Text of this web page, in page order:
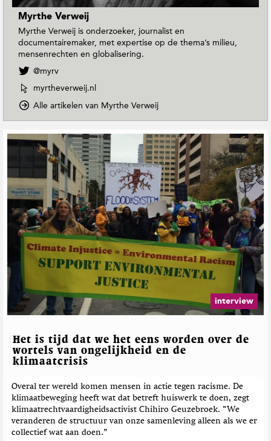
Myrthe Verweij
Myrthe Verweij is onderzoeker, journalist en
documentairemaker, met expertise op de thema’s milieu,
mensenrechten en globalisering.
V
l
g
r
V
e
r
w
e
i
j
T
i
e
r
@myrv
W
b
s
i
t
a
n
M
y
r
t
h
e
r
w
e
myrtheverweij.nl
Alle artikelen van Myrthe Verweijo
o
w
n
T
o
E
r
t
h
M
a
g
z
i
e
G
e
a
d
e
interview
Het is tijd dat we het eens worden over de
wortels van ongelijkheid en de
klimaatcrisis
Overal ter wereld komen mensen in actie tegen racisme. De
klimaatbeweging heeft wat dat betreft huiswerk te doen, zegt
klimaatrechtvaardigheidsactivist Chihiro Geuzebroek. “We
veranderen de structuur van onze samenleving alleen als we er
collectief wat aan doen.”